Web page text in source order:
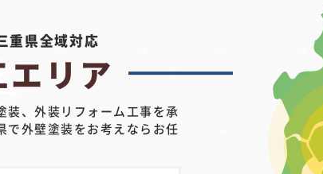
重県全域対応
エリア
装、外装リフォーム工事を承
で外壁塗装をお考えならお任